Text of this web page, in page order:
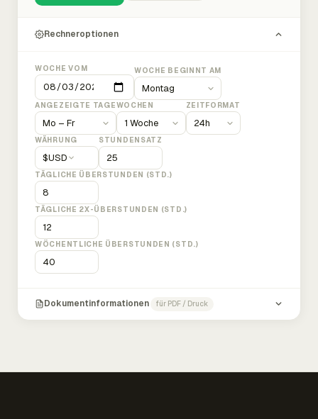
Rechneroptionen
WOCHE VOM WOCHE BEGINNT AM
ANGEZEIGTE TAGEWOCHEN ZEITFORMAT
WÄHRUNG
$USD
STUNDENSATZ
TÄGLICHE ÜBERSTUNDEN (STD.)
TÄGLICHE 2X-ÜBERSTUNDEN (STD.)
WÖCHENTLICHE ÜBERSTUNDEN (STD.)
Dokumentinformationen für PDF / Druck